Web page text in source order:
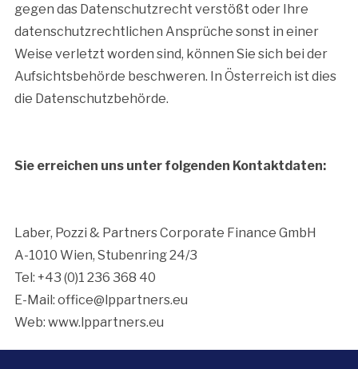
gegen das Datenschutzrecht verstößt oder Ihre
datenschutzrechtlichen Ansprüche sonst in einer
Weise verletzt worden sind, können Sie sich bei der
Aufsichtsbehörde beschweren. In Österreich ist dies
die Datenschutzbehörde.
Sie erreichen uns unter folgenden Kontaktdaten:
Laber, Pozzi & Partners Corporate Finance GmbH
A-1010 Wien, Stubenring 24/3
Tel: +43 (0)1 236 368 40
E-Mail: office@lppartners.eu
Web: www.lppartners.eu